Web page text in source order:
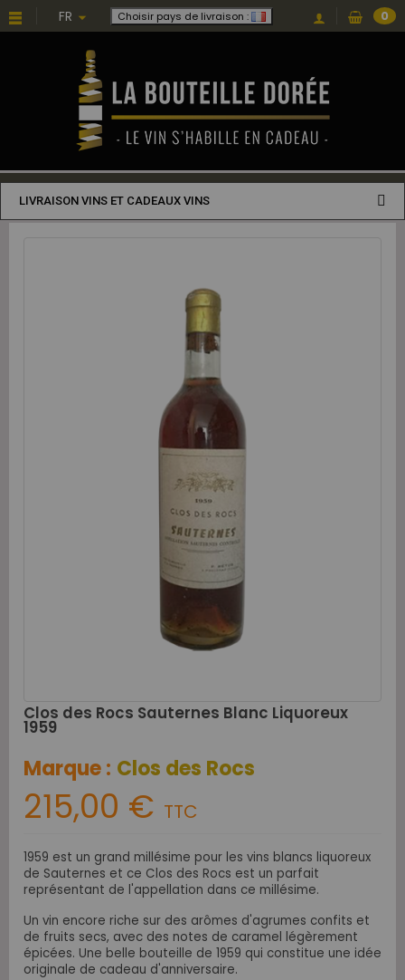
FR Choisir pays de livraison : 0
LIVRAISON VINS ET CADEAUX VINS
Clos des Rocs Sauternes Blanc Liquoreux
1959
Marque : Clos des Rocs
215,00 € TTC
1959 est un grand millésime pour les vins blancs liquoreux
de Sauternes et ce Clos des Rocs est un parfait
représentant de l'appellation dans ce millésime.
Un vin encore riche sur des arômes d'agrumes confits et
de fruits secs, avec des notes de caramel légèrement
épicées. Une belle bouteille de 1959 qui constitue une idée
originale de cadeau d'anniversaire.